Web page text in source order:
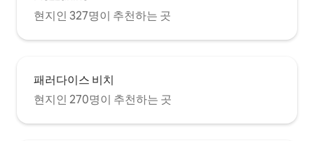
현지인 327명이 추천하는 곳
패러다이스 비치
현지인 270명이 추천하는 곳